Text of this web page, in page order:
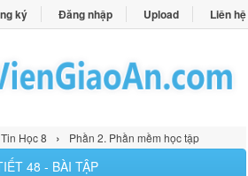
ký Đăng nhập Upload Liên hệ
Tin Học 8 › Phần 2. Phần mềm học tập
48 - BÀI TẬP